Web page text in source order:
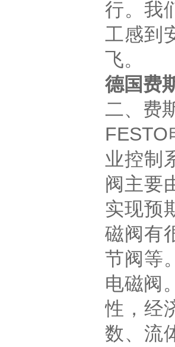
行。我
工感到
飞。
德国费
二、费
业控制
阀主要
实现预
磁阀有
节阀等
电磁阀
性，经
数、流